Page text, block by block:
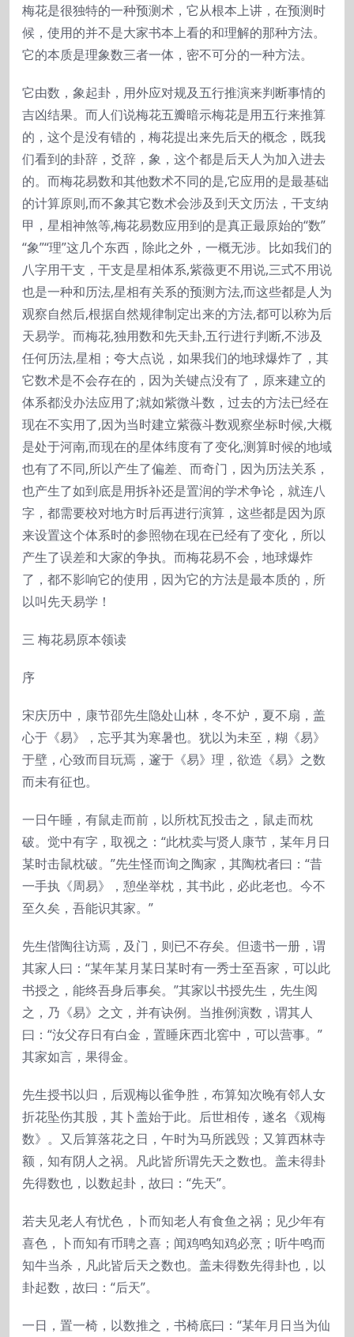
梅花是很独特的一种预测术，它从根本上讲，在预测时
候，使用的并不是大家书本上看的和理解的那种方法。
它的本质是理象数三者一体，密不可分的一种方法。
它由数，象起卦，用外应对规及五行推演来判断事情的
吉凶结果。而人们说梅花五瓣暗示梅花是用五行来推算
的，这个是没有错的，梅花提出来先后天的概念，既我
们看到的卦辞，爻辞，象，这个都是后天人为加入进去
的。而梅花易数和其他数术不同的是,它应用的是最基础
的计算原则,而不象其它数术会涉及到天文历法，干支纳
甲，星相神煞等,梅花易数应用到的是真正最原始的“数”
“象”“理”这几个东西，除此之外，一概无涉。比如我们的
八字用干支，干支是星相体系,紫薇更不用说,三式不用说
也是一种和历法,星相有关系的预测方法,而这些都是人为
观察自然后,根据自然规律制定出来的方法,都可以称为后
天易学。而梅花,独用数和先天卦,五行进行判断,不涉及
任何历法,星相；夸大点说，如果我们的地球爆炸了，其
它数术是不会存在的，因为关键点没有了，原来建立的
体系都没办法应用了;就如紫微斗数，过去的方法已经在
现在不实用了,因为当时建立紫薇斗数观察坐标时候,大概
是处于河南,而现在的星体纬度有了变化,测算时候的地域
也有了不同,所以产生了偏差、而奇门，因为历法关系，
也产生了如到底是用拆补还是置润的学术争论，就连八
字，都需要校对地方时后再进行演算，这些都是因为原
来设置这个体系时的参照物在现在已经有了变化，所以
产生了误差和大家的争执。而梅花易不会，地球爆炸
了，都不影响它的使用，因为它的方法是最本质的，所
以叫先天易学！
三 梅花易原本领读
序
宋庆历中，康节邵先生隐处山林，冬不炉，夏不扇，盖
心于《易》，忘乎其为寒暑也。犹以为未至，糊《易》
于壁，心致而目玩焉，邃于《易》理，欲造《易》之数
而未有征也。
一日午睡，有鼠走而前，以所枕瓦投击之，鼠走而枕
破。觉中有字，取视之：“此枕卖与贤人康节，某年月日
某时击鼠枕破。”先生怪而询之陶家，其陶枕者曰：“昔
一手执《周易》，憩坐举枕，其书此，必此老也。今不
至久矣，吾能识其家。”
先生偕陶往访焉，及门，则已不存矣。但遗书一册，谓
其家人曰：“某年某月某日某时有一秀士至吾家，可以此
书授之，能终吾身后事矣。”其家以书授先生，先生阅
之，乃《易》之文，并有诀例。当推例演数，谓其人
曰：“汝父存日有白金，置睡床西北窖中，可以营事。”
其家如言，果得金。
先生授书以归，后观梅以雀争胜，布算知次晚有邻人女
折花坠伤其股，其卜盖始于此。后世相传，遂名《观梅
数》。又后算落花之日，午时为马所践毁；又算西林寺
额，知有阴人之祸。凡此皆所谓先天之数也。盖未得卦
先得数也，以数起卦，故曰：“先天”。
若夫见老人有忧色，卜而知老人有食鱼之祸；见少年有
喜色，卜而知有币聘之喜；闻鸡鸣知鸡必烹；听牛鸣而
知牛当杀，凡此皆后天之数也。盖未得数先得卦也，以
卦起数，故曰：“后天”。
一日，置一椅，以数推之，书椅底曰：“某年月日当为仙